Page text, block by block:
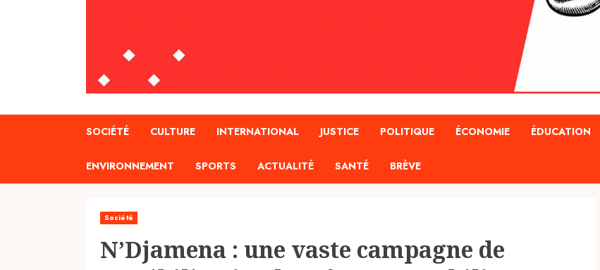
SOCIÉTÉ CULTURE INTERNATIONAL JUSTICE POLITIQUE ÉCONOMIE ÉDUCATION
ENVIRONNEMENT SPORTS ACTUALITÉ SANTÉ BRÈVE
Société
N’Djamena : une vaste campagne de